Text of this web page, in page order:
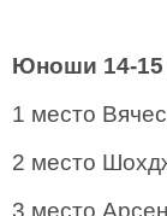
Юноши 14-15
1 место
2 место
3 место